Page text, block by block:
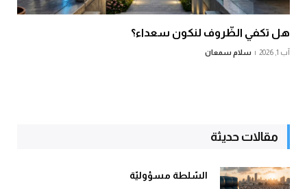
هل تكفي الظّروف لنكون سعداء؟
آب 1, 2026 سلام سمعان
مقالات حديثة
السّلطة مسؤوليّة